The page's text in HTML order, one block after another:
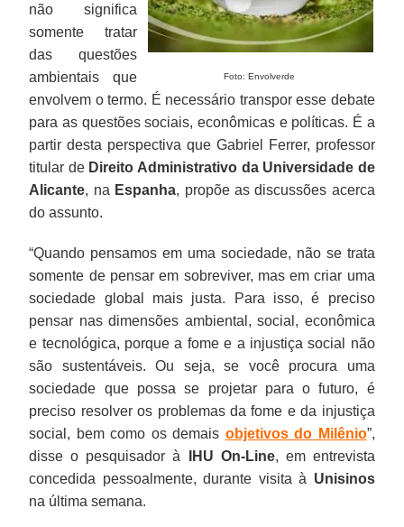
Foto: Envolverde
não significa
somente tratar
das questões
ambientais que
envolvem o termo. É necessário transpor esse debate
para as questões sociais, econômicas e políticas. É a
partir desta perspectiva que Gabriel Ferrer, professor
titular de Direito Administrativo da Universidade de
Alicante, na Espanha, propõe as discussões acerca
do assunto.
“Quando pensamos em uma sociedade, não se trata
somente de pensar em sobreviver, mas em criar uma
sociedade global mais justa. Para isso, é preciso
pensar nas dimensões ambiental, social, econômica
e tecnológica, porque a fome e a injustiça social não
são sustentáveis. Ou seja, se você procura uma
sociedade que possa se projetar para o futuro, é
preciso resolver os problemas da fome e da injustiça
social, bem como os demais objetivos do Milênio”,
disse o pesquisador à
IHU On-Line, em entrevista
concedida pessoalmente, durante visita à Unisinos
na última semana.